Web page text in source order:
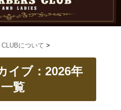
について >
イブ：2026年
覧